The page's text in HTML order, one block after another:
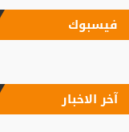
فيسبوك
آخر الاخبار